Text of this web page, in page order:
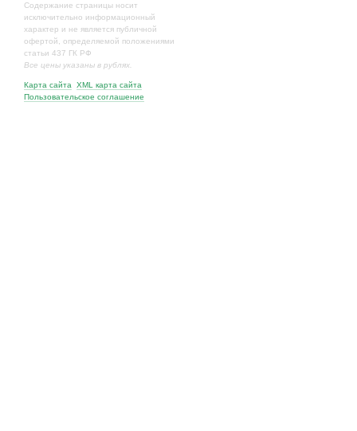
Содержание страницы носит
исключительно информационный
характер и не является публичной
офертой, определяемой положениями
статьи 437 ГК РФ
Все цены указаны в рублях.
Карта сайта
XML карта сайта
Пользовательское соглашение